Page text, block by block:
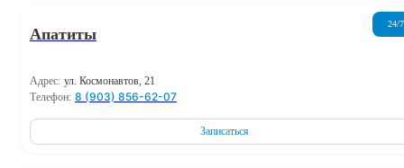
Апатиты
24/7
Адрес: ул. Космонавтов, 21
Телефон: 8 (903) 856-62-07
Записаться